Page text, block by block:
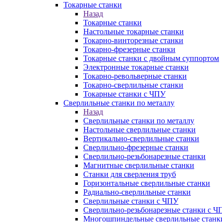
Токарные станки
Назад
Токарные станки
Настольные токарные станки
Токарно-винторезные станки
Токарно-фрезерные станки
Токарные станки с двойным суппортом
Электронные токарные станки
Токарно-револьверные станки
Токарно-сверлильные станки
Токарные станки с ЧПУ
Сверлильные станки по металлу
Назад
Сверлильные станки по металлу
Настольные сверлильные станки
Вертикально-сверлильные станки
Сверлильно-фрезерные станки
Сверлильно-резьбонарезные станки
Магнитные сверлильные станки
Станки для сверления труб
Горизонтальные сверлильные станки
Радиально-сверлильные станки
Сверлильные станки с ЧПУ
Сверлильно-резьбонарезные станки с
Многошпиндельные сверлильные